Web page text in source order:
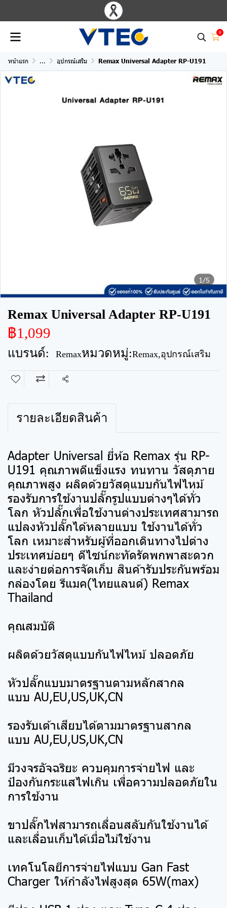
0
หน้าแรก ... อุปกรณ์เสริม Remax Universal Adapter RP-U191
1/5
Remax Universal Adapter RP-U191
฿1,099
แบรนด์: Remaxหมวดหมู่:Remax,อุปกรณ์เสริม
แชร์
รายละเอียดสินค้า
Adapter Universal ยี่ห้อ Remax รุ่น RP-
U191 คุณภาพดีแข็งแรง ทนทาน วัสดุภาย
คุณภาพสูง ผลิตด้วยวัสดุแบบกันไฟไหม้
รองรับการใช้งานปลั๊กรูปแบบต่างๆได้ทั่ว
โลก หัวปลั๊กเพื่อใช้งานต่างประเทศสามารถ
แปลงหัวปลั๊กได้หลายแบบ ใช้งานได้ทั่ว
โลก เหมาะสำหรับผู้ที่ออกเดินทางไปต่าง
ประเทศบ่อยๆ ดีไซน์กะทัดรัดพกพาสะดวก
และง่ายต่อการจัดเก็บ สินค้ารับประกันพร้อม
กล่องโดย รีแมค(ไทยแลนด์) Remax
Thailand
คุณสมบัติ
ผลิตด้วยวัสดุแบบกันไฟไหม้ ปลอดภัย
หัวปลั๊กแบบมาตรฐานตามหลักสากล
แบบ AU,EU,US,UK,CN
รองรับเต้าเสียบได้ตามมาตรฐานสากล
แบบ AU,EU,US,UK,CN
มีวงจรอัจฉริยะ ควบคุมการจ่ายไฟ และ
ป้องกันกระแสไฟเกิน เพื่อความปลอดภัยใน
การใช้งาน
ขาปลั๊กไฟสามารถเลื่อนสลับกันใช้งานได้
และเลื่อนเก็บได้เมื่อไม่ใช้งาน
เทคโนโลยีการจ่ายไฟแบบ Gan Fast
Charger ให้กำลังไฟสูงสุด 65W(max)